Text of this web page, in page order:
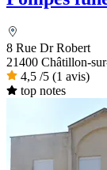
8 Rue Dr Robert
21400 Châtillon-
4,5 /5 (1 avis)
top notes